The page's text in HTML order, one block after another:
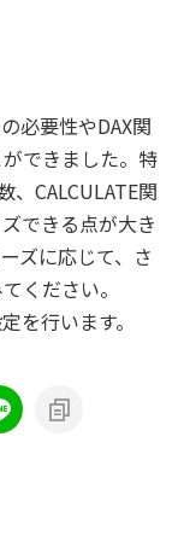
必要性やDAX関
できました。特
、CALCULATE関
できる点が大き
ズに応じて、さ
ください。
を行います。